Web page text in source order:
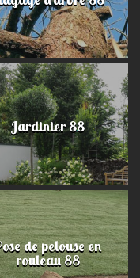
Jardinier 88
de pelouse en
rouleau 88